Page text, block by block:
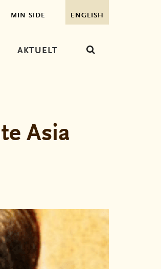
AKTUELT
MIN SIDE ENGLISH
Asia